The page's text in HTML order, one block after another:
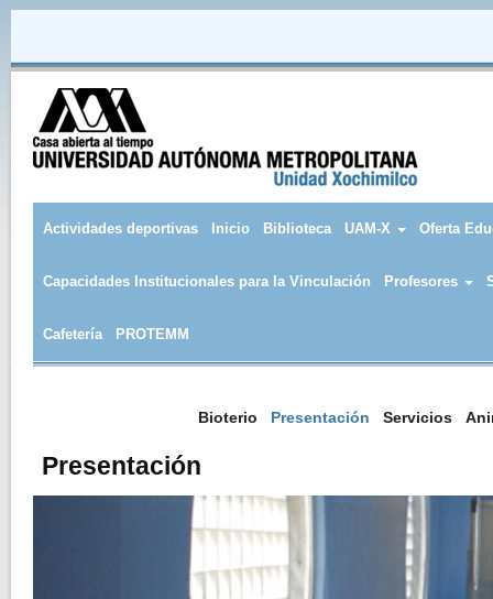
Pasar al contenido principal
Actividades deportivas Inicio Biblioteca UAM-X Oferta
Capacidades Institucionales para la Vinculación Profesores
Cafetería PROTEMM
Bioterio Presentación Servicios
Presentación